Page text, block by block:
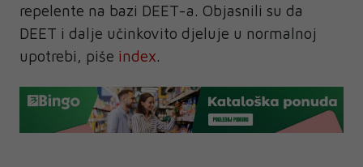
repelente na bazi DEET-a. Objasnili su da
DEET i dalje učinkovito djeluje u normalnoj
upotrebi, piše index.